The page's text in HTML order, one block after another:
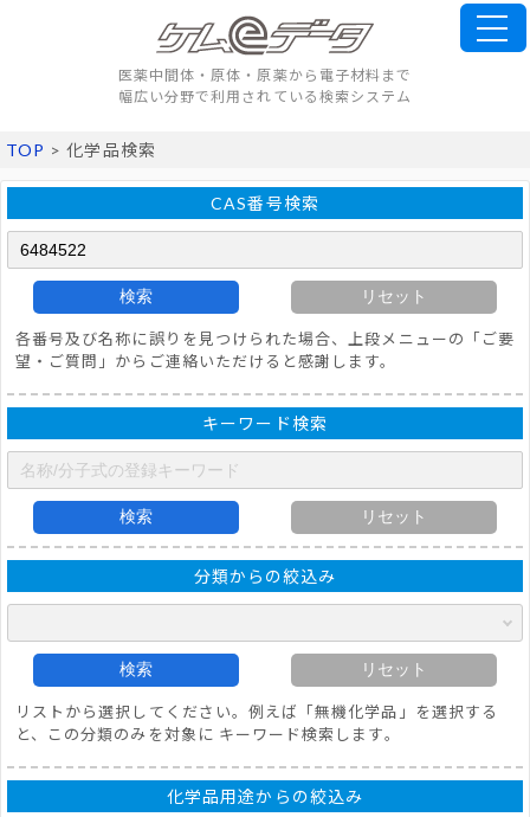
医薬中間体・原体・原薬から電子材料まで
幅広い分野で利用されている検索システム
TOP > 化学品検索
CAS番号検索
検索 リセット
各番号及び名称に誤りを見つけられた場合、上段メニューの「ご要
望・ご質問」からご連絡いただけると感謝します。
キーワード検索
検索 リセット
分類からの絞込み
検索 リセット
リストから選択してください。例えば「無機化学品」を選択する
と、この分類のみを対象に キーワード検索します。
化学品用途からの絞込み